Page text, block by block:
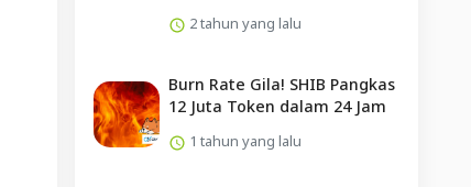
2 tahun yang lalu
Burn Rate Gila! SHIB Pangkas
12 Juta Token dalam 24 Jam
1 tahun yang lalu